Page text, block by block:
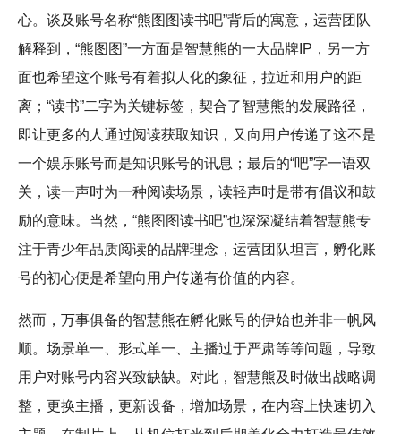
心。谈及账号名称“熊图图读书吧”背后的寓意，运营团队
解释到，“熊图图”一方面是智慧熊的一大品牌IP，另一方
面也希望这个账号有着拟人化的象征，拉近和用户的距
离；“读书”二字为关键标签，契合了智慧熊的发展路径，
即让更多的人通过阅读获取知识，又向用户传递了这不是
一个娱乐账号而是知识账号的讯息；最后的“吧”字一语双
关，读一声时为一种阅读场景，读轻声时是带有倡议和鼓
励的意味。当然，“熊图图读书吧”也深深凝结着智慧熊专
注于青少年品质阅读的品牌理念，运营团队坦言，孵化账
号的初心便是希望向用户传递有价值的内容。
然而，万事俱备的智慧熊在孵化账号的伊始也并非一帆风
顺。场景单一、形式单一、主播过于严肃等等问题，导致
用户对账号内容兴致缺缺。对此，智慧熊及时做出战略调
整，更换主播，更新设备，增加场景，在内容上快速切入